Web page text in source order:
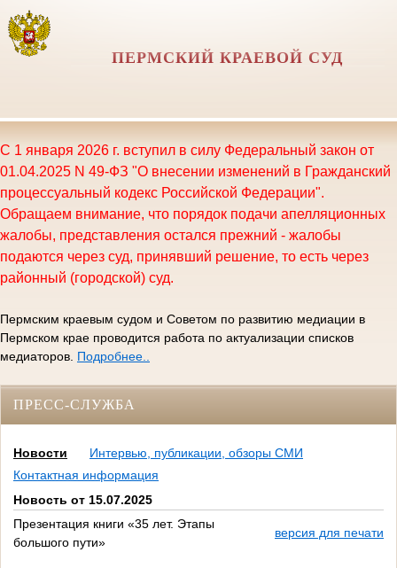
ПЕРМСКИЙ КРАЕВОЙ СУД
С 1 января 2026 г. вступил в силу Федеральный закон от
01.04.2025 N 49-ФЗ "О внесении изменений в Гражданский
процессуальный кодекс Российской Федерации".
Обращаем внимание, что порядок подачи апелляционных
жалобы, представления остался прежний - жалобы
подаются через суд, принявший решение, то есть через
районный (городской) суд.
Пермским краевым судом и Советом по развитию медиации в
Пермском крае проводится работа по актуализации списков
медиаторов. Подробнее..
ПРЕСС-СЛУЖБА
Новости
Интервью, публикации, обзоры СМИ
Контактная информация
Новость от 15.07.2025
Презентация книги «35 лет. Этапы
большого пути»
версия для печати